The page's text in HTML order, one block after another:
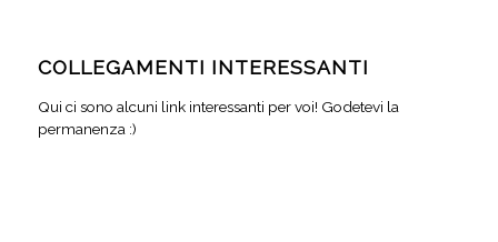
COLLEGAMENTI INTERESSANTI
Qui ci sono alcuni link interessanti per voi! Godetevi la
permanenza :)